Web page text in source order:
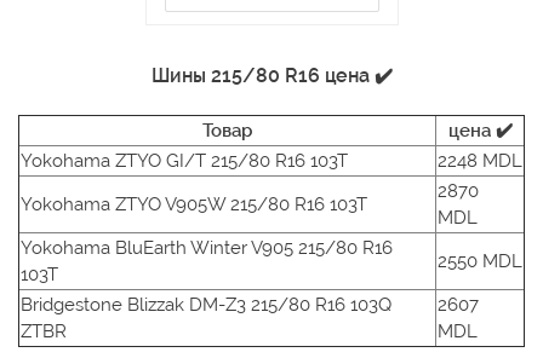
Шины 215/80 R16 цена ✔️
Товар
цена ✔️
Yokohama ZTYO GI/T 215/80 R16 103T
2248 MDL
Yokohama ZTYO V905W 215/80 R16 103T
2870
MDL
Yokohama BluEarth Winter V905 215/80 R16
103T
2550 MDL
Bridgestone Blizzak DM-Z3 215/80 R16 103Q
ZTBR
2607
MDL